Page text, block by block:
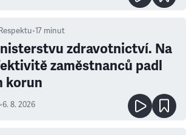
•17 minut
zdravotnictví. Na
zaměstnanců padl
korun
•6. 8. 2026